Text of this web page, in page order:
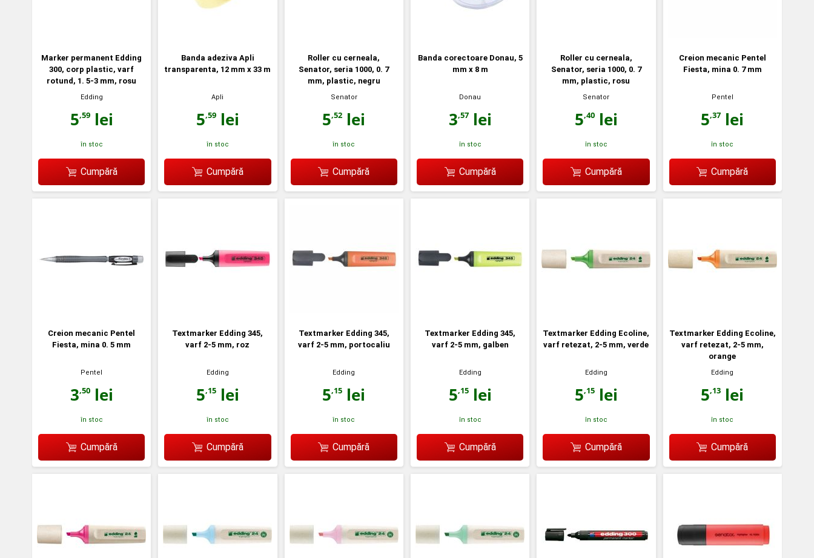
Marker permanent Edding
300, corp plastic, varf
rotund, 1. 5-3 mm, rosu
Edding
5,59lei
în stoc
Cumpără
Banda adeziva Apli
transparenta, 12 mm x 33 m
Apli
5,59lei
în stoc
Cumpără
Roller cu cerneala,
Senator, seria 1000, 0. 7
mm, plastic, negru
Senator
5,52 lei
în stoc
Cumpără
Banda corectoare Donau, 5
mm x 8 m
Donau
3,57lei
în stoc
Cumpără
Roller cu cerneala,
Senator, seria 1000, 0. 7
mm, plastic, rosu
Senator
5,40lei
în stoc
Cumpără
Creion mecanic Pentel
Fiesta, mina 0. 7 mm
Pentel
5,37 lei
în stoc
Cumpără
Creion mecanic Pentel
Fiesta, mina 0. 5 mm
Pentel
3,50lei
în stoc
Cumpără
Textmarker Edding 345,
varf 2-5 mm, roz
Edding
5,15lei
în stoc
Cumpără
Textmarker Edding 345,
varf 2-5 mm, portocaliu
Edding
5,15 lei
în stoc
Cumpără
Textmarker Edding 345,
varf 2-5 mm, galben
Edding
5,15lei
în stoc
Cumpără
Textmarker Edding Ecoline,
varf retezat, 2-5 mm, verde
Edding
5,15lei
în stoc
Cumpără
Textmarker Edding Ecoline,
varf retezat, 2-5 mm,
orange
Edding
5,13 lei
în stoc
Cumpără